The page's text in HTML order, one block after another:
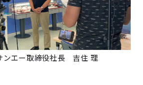
ンエー取締役社長 吉住 理